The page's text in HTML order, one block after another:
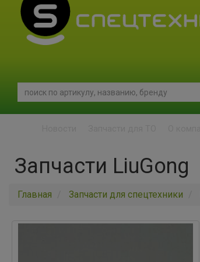
Запчасти LiuGong
Главная Запчасти для спецтехники